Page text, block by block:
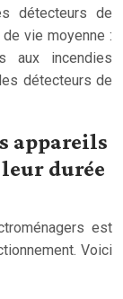
détecteurs de
vie moyenne :
aux incendies
détecteurs de
appareils
durée
est
Voici